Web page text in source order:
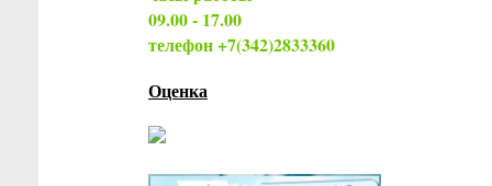
09.00 - 17.00
телефон +7(342)2833360
Оценка